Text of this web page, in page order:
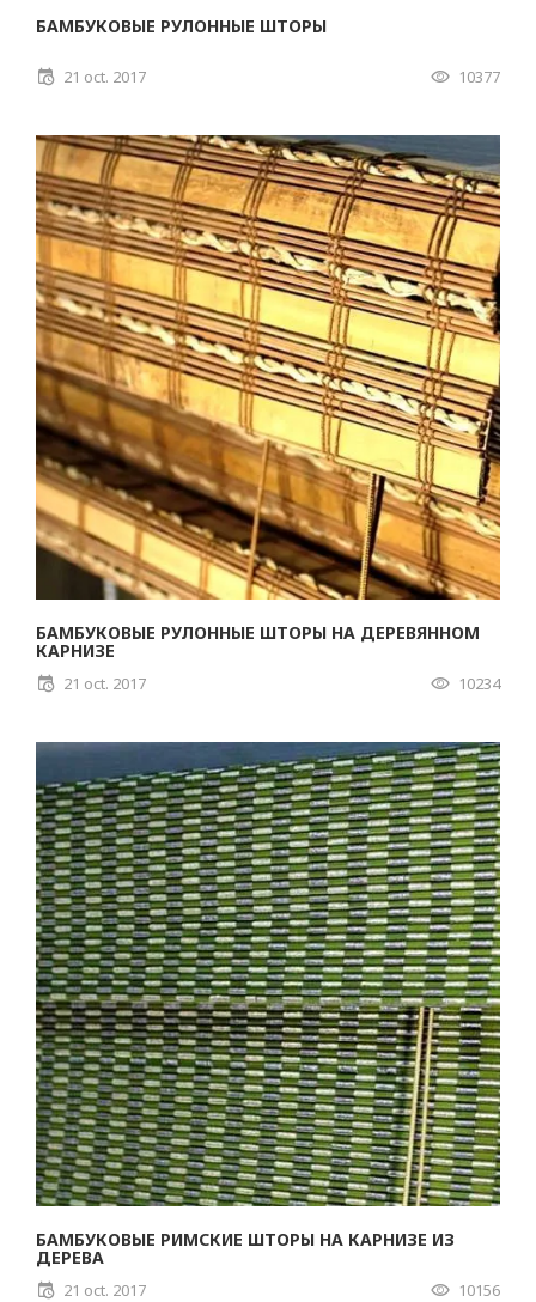
БАМБУКОВЫЕ РУЛОННЫЕ ШТОРЫ
21 oct. 2017 10377
БАМБУКОВЫЕ РУЛОННЫЕ ШТОРЫ НА ДЕРЕВЯННОМ
КАРНИЗЕ
21 oct. 2017 10234
БАМБУКОВЫЕ РИМСКИЕ ШТОРЫ НА КАРНИЗЕ ИЗ
ДЕРЕВА
21 oct. 2017 10156